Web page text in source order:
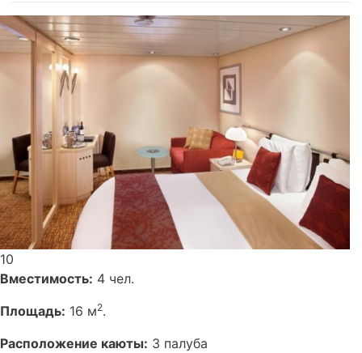
10
Вместимость: 4 чел.
Площадь: 16 м2.
Расположение каюты: 3 палуба